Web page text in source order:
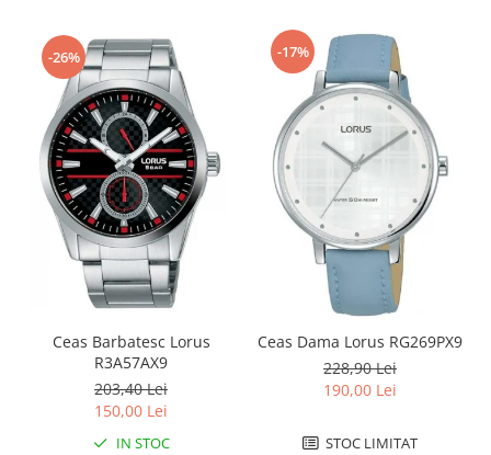
Perii
Scule de Mana
Turnare, Lipire, Finisare
PROMOTII Curele Apple Watch
PROMOTII Curele Garmin
PROMOTII Scule Bijutier
PROMOTII Scule Ceasornicar
Scule si Accesorii Ceasuri
Catarame curea
Chei Pendula
Clesti Miniatura
Curatare si Intretinere
Cutii Pastrare Ceasuri
-26%
Ceas Barbatesc Lorus
R3A57AX9
203,40 Lei
150,00 Lei
IN STOC
-17%
Ceas Dama Lorus RG269PX9
228,90 Lei
190,00 Lei
STOC LIMITAT